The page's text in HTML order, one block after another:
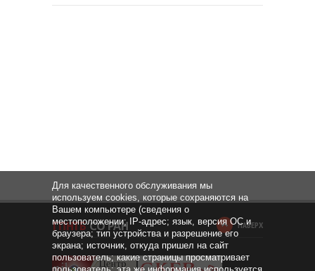
НАВЕРХ
Для качественного обслуживания мы
используем cookies, которые сохраняются на
Вашем компьютере (сведения о
местоположении; IP-адрес; язык, версия ОС и
браузера; тип устройства и разрешение его
экрана; источник, откуда пришел на сайт
пользователь; какие страницы просматривает